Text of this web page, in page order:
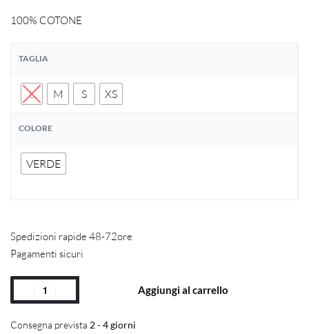
100% COTONE
TAGLIA
L M S XS
COLORE
VERDE
Spedizioni rapide 48-72ore
Pagamenti sicuri
Aggiungi al carrello
Consegna prevista 2 - 4 giorni